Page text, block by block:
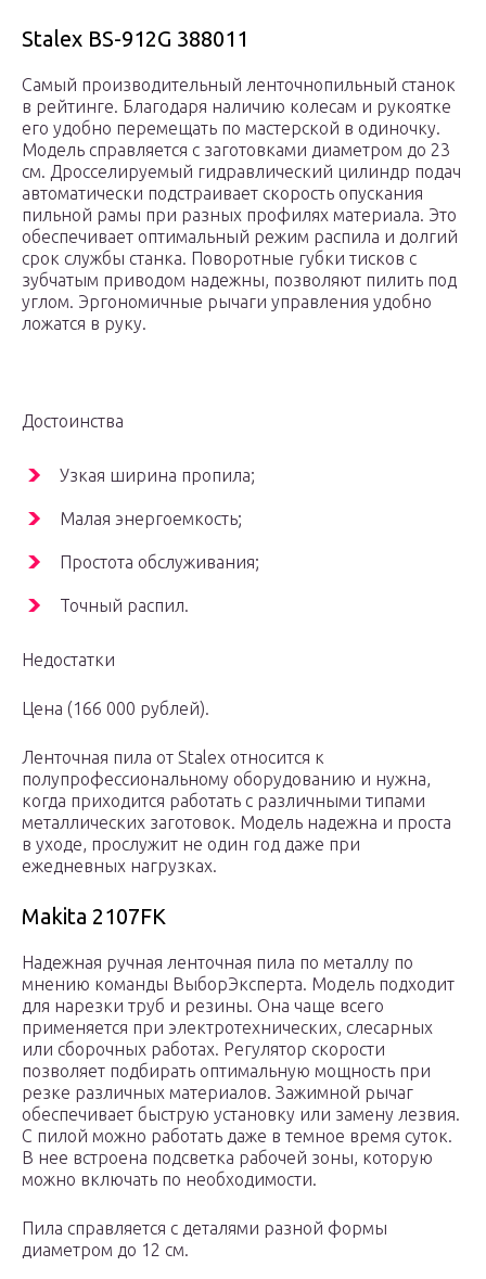
Stalex BS-912G 388011
Самый производительный ленточнопильный станок
в рейтинге. Благодаря наличию колесам и рукоятке
его удобно перемещать по мастерской в одиночку.
Модель справляется с заготовками диаметром до 23
см. Дросселируемый гидравлический цилиндр подач
автоматически подстраивает скорость опускания
пильной рамы при разных профилях материала. Это
обеспечивает оптимальный режим распила и долгий
срок службы станка. Поворотные губки тисков с
зубчатым приводом надежны, позволяют пилить под
углом. Эргономичные рычаги управления удобно
ложатся в руку.
Достоинства
Узкая ширина пропила;
Малая энергоемкость;
Простота обслуживания;
Точный распил.
Недостатки
Цена (166 000 рублей).
Ленточная пила от Stalex относится к
полупрофессиональному оборудованию и нужна,
когда приходится работать с различными типами
металлических заготовок. Модель надежна и проста
в уходе, прослужит не один год даже при
ежедневных нагрузках.
Makita 2107FK
Надежная ручная ленточная пила по металлу по
мнению команды ВыборЭксперта. Модель подходит
для нарезки труб и резины. Она чаще всего
применяется при электротехнических, слесарных
или сборочных работах. Регулятор скорости
позволяет подбирать оптимальную мощность при
резке различных материалов. Зажимной рычаг
обеспечивает быструю установку или замену лезвия.
С пилой можно работать даже в темное время суток.
В нее встроена подсветка рабочей зоны, которую
можно включать по необходимости.
Пила справляется с деталями разной формы
диаметром до 12 см.